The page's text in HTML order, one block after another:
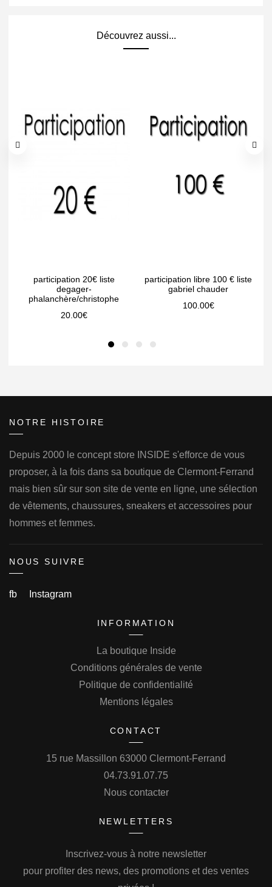
Découvrez aussi...
participation 20€ liste
degager-
phalanchère/christophe
20.00€
participation libre 100 € liste
gabriel chauder
100.00€
NOTRE HISTOIRE
Depuis 2000 le concept store INSIDE s'efforce de vous
proposer, à la fois dans sa boutique de Clermont-Ferrand
mais bien sûr sur son site de vente en ligne, une sélection
de vêtements, chaussures, sneakers et accessoires pour
hommes et femmes.
NOUS SUIVRE
fb Instagram
INFORMATION
La boutique Inside
Conditions générales de vente
Politique de confidentialité
Mentions légales
CONTACT
15 rue Massillon 63000 Clermont-Ferrand
04.73.91.07.75
Nous contacter
NEWLETTERS
Inscrivez-vous à notre newsletter
pour profiter des news, des promotions et des ventes